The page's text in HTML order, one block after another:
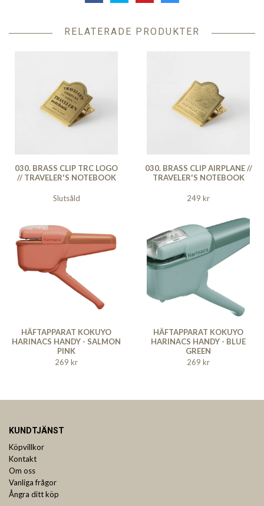
RELATERADE PRODUKTER
030. BRASS CLIP TRC LOGO
// TRAVELER'S NOTEBOOK
Slutsåld
030. BRASS CLIP AIRPLANE //
TRAVELER'S NOTEBOOK
249 kr
HÄFTAPPARAT KOKUYO
HARINACS HANDY - SALMON
PINK
269 kr
HÄFTAPPARAT KOKUYO
HARINACS HANDY - BLUE
GREEN
269 kr
KUNDTJÄNST
Köpvillkor
Kontakt
Om oss
Vanliga frågor
Ångra ditt köp